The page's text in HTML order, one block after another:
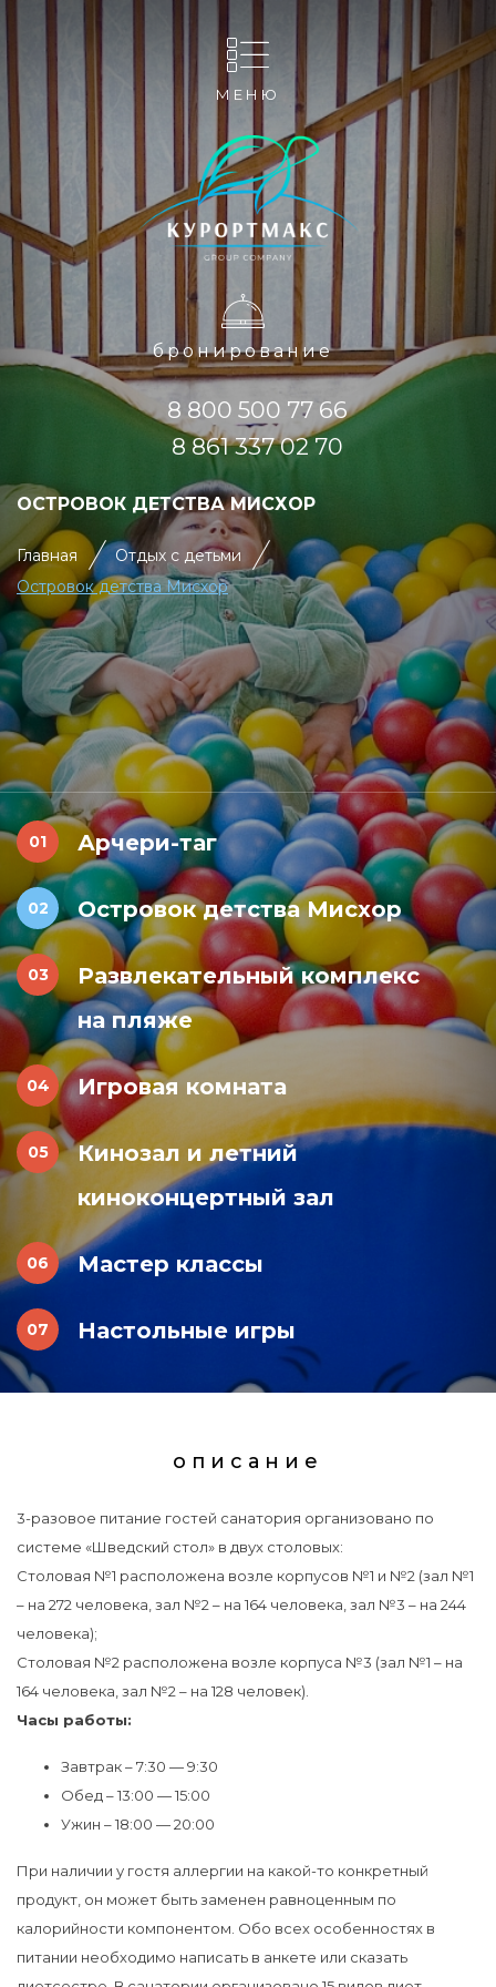
МЕНЮ
бронирование
8 800 500 77 66
8 861 337 02 70
ОСТРОВОК ДЕТСТВА МИСХОР
Главная
Отдых с детьми
Островок детства Мисхор
Арчери-таг
Островок детства Мисхор
Развлекательный комплекс
на пляже
Игровая комната
Кинозал и летний
киноконцертный зал
Мастер классы
Настольные игры
описание
3-разовое питание гостей санатория организовано по
системе «Шведский стол» в двух столовых:
Столовая №1 расположена возле корпусов №1 и №2 (зал №1
– на 272 человека, зал №2 – на 164 человека, зал №3 – на 244
человека);
Столовая №2 расположена возле корпуса №3 (зал №1 – на
164 человека, зал №2 – на 128 человек).
Часы работы:
Завтрак – 7:30 — 9:30
Обед – 13:00 — 15:00
Ужин – 18:00 — 20:00
При наличии у гостя аллергии на какой-то конкретный
продукт, он может быть заменен равноценным по
калорийности компонентом. Обо всех особенностях в
питании необходимо написать в анкете или сказать